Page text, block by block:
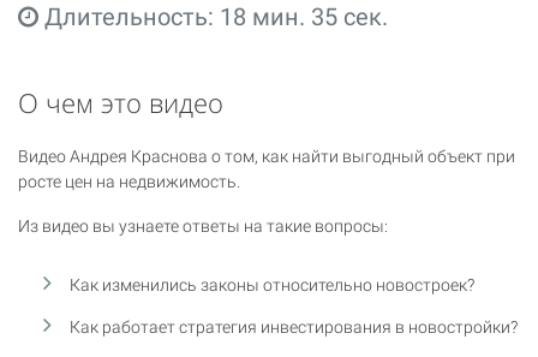
Длительность: 18 мин. 35 сек.
О чем это видео
Видео Андрея Краснова о том, как найти выгодный объект при
росте цен на недвижимость.
Из видео вы узнаете ответы на такие вопросы:
Как изменились законы относительно новостроек?
Как работает стратегия инвестирования в новостройки?